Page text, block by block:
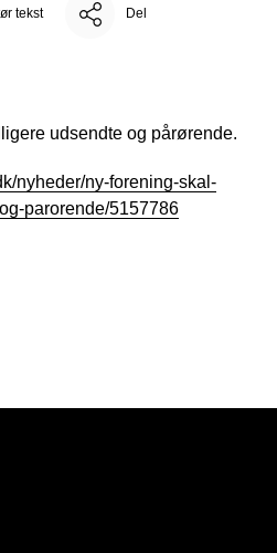
tekst Del
udsendte og pårørende.
nyheder/ny-forening-skal-
parorende/5157786